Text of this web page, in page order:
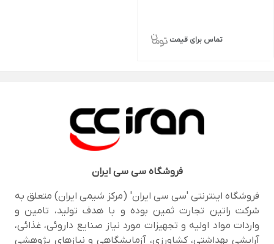
تماس برای قیمت
فروشگاهسی سی ایران
فروشگاه اینترنتی 'سی سی ایران' (مرکز شیمی ایران) متعلق به
شرکت راتین تجارت ثمین بوده و با هدف تولید، تامین و
واردات مواد اولیه و تجهیزات مورد نیاز صنایع داروئی، غذائی،
آرایشی بهداشتی، کشاورزی، آزمایشگاهی و نیازهای پژوهشی